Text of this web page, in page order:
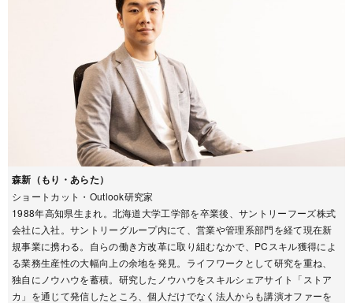
森新（もり・あらた）
ショートカット・Outlook研究家
1988年高知県生まれ。北海道大学工学部を卒業後、サントリーフーズ株式
会社に入社。サントリーグループ内にて、営業や管理系部門を経て現在新
規事業に携わる。自らの働き方改革に取り組むなかで、PCスキル獲得によ
る業務生産性の大幅向上の余地を発見。ライフワークとして研究を重ね、
独自にノウハウを蓄積。研究したノウハウをスキルシェアサイト「ストア
カ」を通じて発信したところ、個人だけでなく法人からも講演オファーを